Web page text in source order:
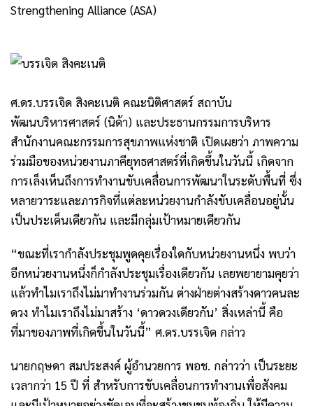
Strengthening Alliance (ASA)
ศ.ดร.บรรเจิด สิงคะเนติ คณะนิติศาสตร์ สถาบัน
พัฒนบริหารศาสตร์ (นิด้า) และประธานกรรมการบริหาร
สำนักงานคณะกรรมการสุขภาพแห่งชาติ เปิดเผยว่า ภาพความ
ร่วมมือของหน่วยงานภาคียุทธศาสตร์ที่เกิดขึ้นในวันนี้ เกิดจาก
การเล็งเห็นถึงการทำงานขับเคลื่อนการพัฒนาในระดับพื้นที่ ซึ่ง
หลายวาระและภารกิจที่แต่ละหน่วยงานกำลังขับเคลื่อนอยู่นั้น
เป็นประเด็นเดียวกัน และมีกลุ่มเป้าหมายเดียวกัน
“ขณะที่เรากำลังประชุมพูดคุยเรื่องใดกับหน่วยงานหนึ่ง พบว่า
อีกหน่วยงานหนึ่งก็กำลังประชุมเรื่องเดียวกัน เลยพยายามคุยว่า
แล้วทำไมเราถึงไม่มาทำงานร่วมกัน ต่างฝ่ายต่างสร้างดาวคนละ
ดวง ทำไมเราถึงไม่มาสร้าง ‘ดาวดวงเดียวกัน’ สิ่งเหล่านี้ คือ
ที่มาของภาพที่เกิดขึ้นในวันนี้” ศ.ดร.บรรเจิด กล่าว
นายกฤษดา สมประสงค์ ผู้อำนวยการ พอช. กล่าวว่า เป็นระยะ
เวลากว่า 15 ปี ที่ สำหรับการขับเคลื่อนการทำงานเพื่อสังคม